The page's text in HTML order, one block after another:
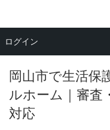
岡山市で生活保
ルホーム｜審査
対応
メニュー
ログイン